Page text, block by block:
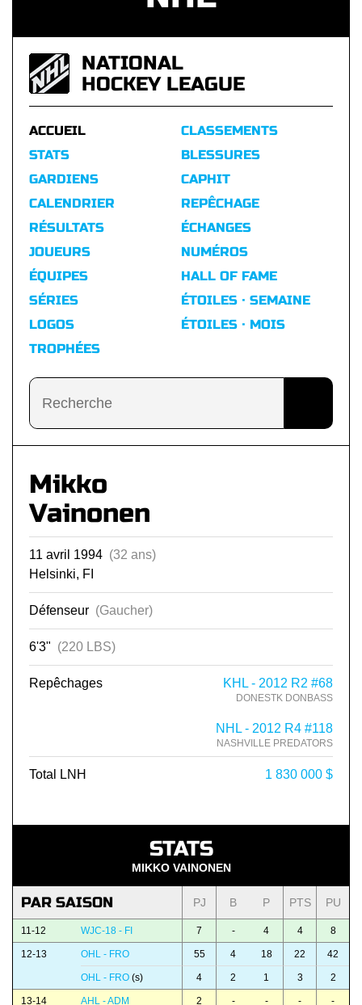
NATIONAL
HOCKEY LEAGUE
ACCUEIL
STATS
GARDIENS
CALENDRIER
RÉSULTATS
CLASSEMENTS
BLESSURES
CAPHIT
REPÊCHAGE
ÉCHANGES
JOUEURS
ÉQUIPES
SÉRIES
LOGOS
TROPHÉES
NUMÉROS
HALL OF FAME
ÉTOILES · SEMAINE
ÉTOILES · MOIS
Mikko
Vainonen
11 avril 1994 (32 ans)
Helsinki, FI
Défenseur (Gaucher)
6'3" (220 LBS)
Repêchages KHL - 2012 R2 #68
DONESTK DONBASS
NHL - 2012 R4 #118
NASHVILLE PREDATORS
Total LNH 1 830 000 $
STATS
MIKKO VAINONEN
PAR SAISON PJ B P PTS PU
11-12 WJC-18 - FI 7 - 4 4 8
12-13 OHL - FRO 55 4 18 22 42
OHL - FRO (s) 4 2 1 3 2
13-14 AHL - ADM 2 - - - -